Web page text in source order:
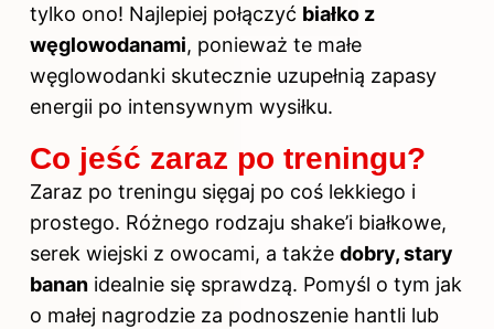
tylko ono! Najlepiej połączyć białko z
węglowodanami, ponieważ te małe
węglowodanki skutecznie uzupełnią zapasy
energii po intensywnym wysiłku.
Co jeść zaraz po treningu?
Zaraz po treningu sięgaj po coś lekkiego i
prostego. Różnego rodzaju shake’i białkowe,
serek wiejski z owocami, a także dobry, stary
banan idealnie się sprawdzą. Pomyśl o tym jak
o małej nagrodzie za podnoszenie hantli lub